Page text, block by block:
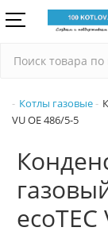
Котлы газовые
VU OE 486/5-5